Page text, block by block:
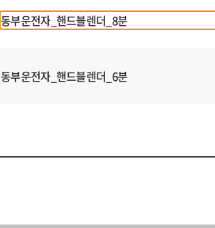
동부운전자_핸드블렌더_8분
동부운전자_핸드블렌더_6분